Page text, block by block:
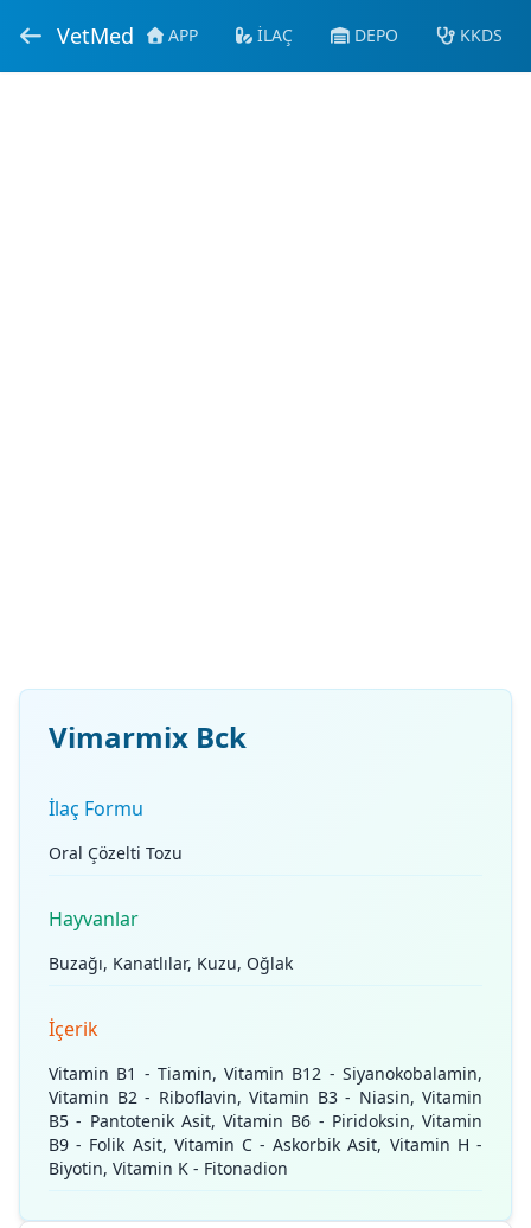
VetMed APP İLAÇ DEPO KKDS
Vimarmix Bck
İlaç Formu
Oral Çözelti Tozu
Hayvanlar
Buzağı, Kanatlılar, Kuzu, Oğlak
İçerik
Vitamin B1 - Tiamin, Vitamin B12 - Siyanokobalamin,
Vitamin B2 - Riboflavin, Vitamin B3 - Niasin, Vitamin
B5 - Pantotenik Asit, Vitamin B6 - Piridoksin, Vitamin
B9 - Folik Asit, Vitamin C - Askorbik Asit, Vitamin H -
Biyotin, Vitamin K - Fitonadion